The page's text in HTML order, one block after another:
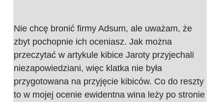
Nie chcę bronić firmy Adsum, ale uważam, że
zbyt pochopnie ich oceniasz. Jak można
przeczytać w artykule kibice Jaroty przyjechali
niezapowiedziani, więc klatka nie była
przygotowana na przyjęcie kibiców. Co do reszty
to w mojej ocenie ewidentna wina leży po stronie